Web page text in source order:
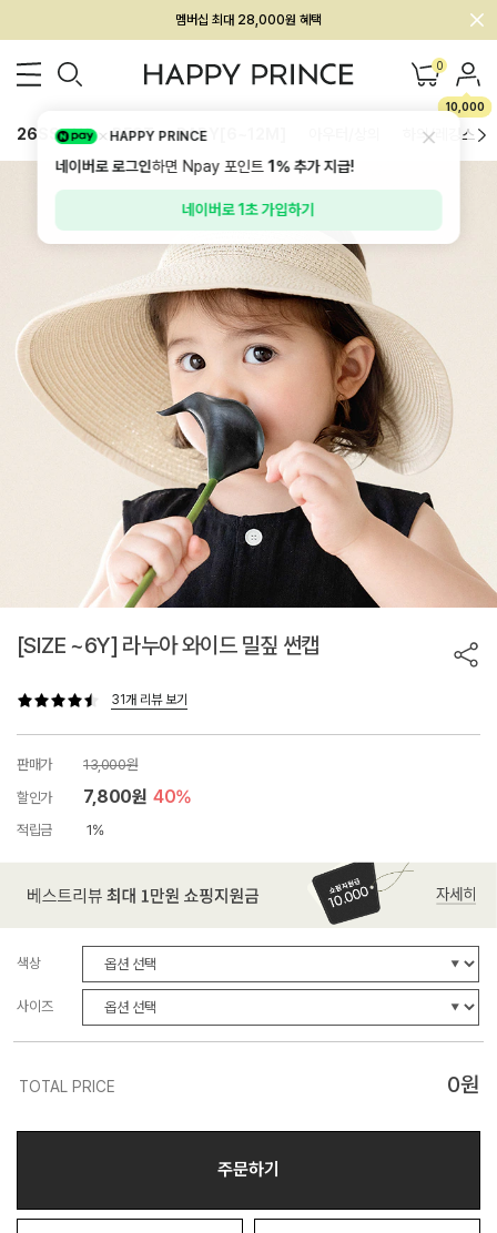
회원전용 아울렛, 가입하면 ~60% 할인!
멤버십 최대 28,000원 혜택 0
10,000
26SS 신상 BEST BABY[6~12M] 하의/레깅스
[SIZE ~6Y] 라누아 와이드 밀짚 썬캡
31개 리뷰 보기
판매가
13,000원
할인가
7,800원 40%
적립금 1%
색상
사이즈
TOTAL PRICE 0원
주문하기
HAPPY PRINCE
네이버로 로그인하면 Npay 포인트1%추가 지급!
네이버로 1초 가입하기